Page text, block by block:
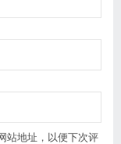
站地址，以便下次评